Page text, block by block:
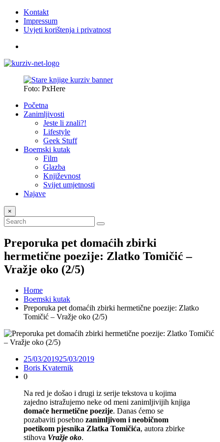
Kontakt
Impressum
Uvjeti korištenja i privatnost
Foto: PxHere
Početna
Zanimljivosti
Jeste li znali?!
Lifestyle
Geek Stuff
Boemski kutak
Film
Glazba
Književnost
Svijet umjetnosti
Najave
×
Preporuka pet domaćih zbirki
hermetične poezije: Zlatko Tomičić –
Vražje oko (2/5)
Home
Boemski kutak
Preporuka pet domaćih zbirki hermetične poezije: Zlatko
Tomičić – Vražje oko (2/5)
25/03/201925/03/2019
Boris Kvaternik
0
Na red je došao i drugi iz serije tekstova u kojima
zajedno istražujemo neke od meni zanimljivijih knjiga
domaće hermetične poezije. Danas ćemo se
pozabaviti posebno zanimljivom i neobičnom
poetikom pjesnika Zlatka Tomičića, autora zbirke
stihova Vražje oko.